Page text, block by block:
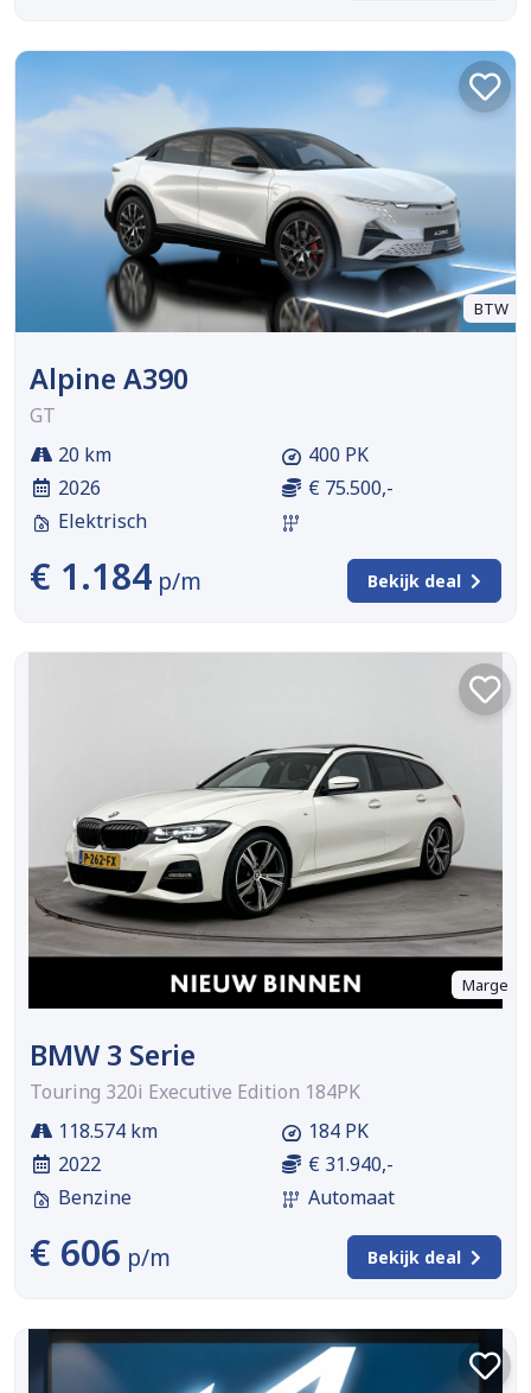
BTW
Alpine A390
GT
20 km
2026
Elektrisch
400 PK
€ 75.500,-
€ 1.184 p/m Bekijk deal
Marge
BMW 3 Serie
Touring 320i Executive Edition 184PK
118.574 km
2022
Benzine
184 PK
€ 31.940,-
Automaat
€ 606 p/m Bekijk deal